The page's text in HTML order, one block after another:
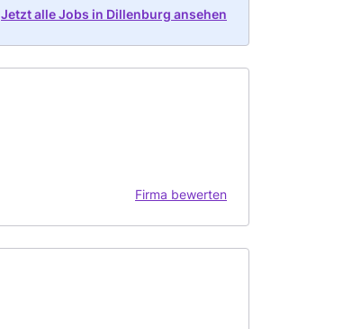
Jetzt alle Jobs in Dillenburg ansehen
Firma bewerten